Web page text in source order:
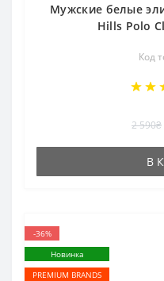
Мужские белые
Hills Polo
Код
2 590₴
В
-36%
Новинка
PREMIUM BRANDS